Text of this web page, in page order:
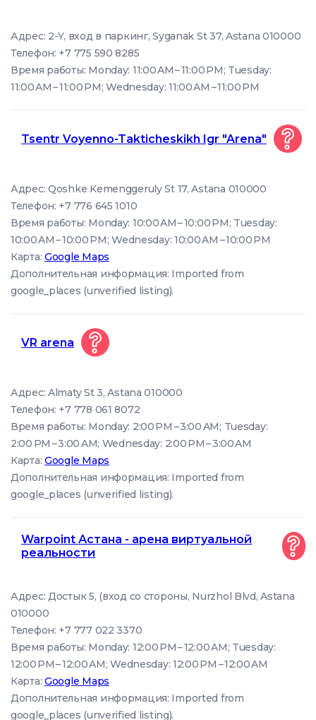
Адрес: 2-Y, вход в паркинг, Syganak St 37, Astana 010000
Телефон: +7 775 590 8285
Время работы: Monday: 11:00 AM – 11:00 PM; Tuesday:
11:00 AM – 11:00 PM; Wednesday: 11:00 AM – 11:00 PM
Tsentr Voyenno-Takticheskikh Igr "Arena"
Адрес: Qoshke Kemenggeruly St 17, Astana 010000
Телефон: +7 776 645 1010
Время работы: Monday: 10:00 AM – 10:00 PM; Tuesday:
10:00 AM – 10:00 PM; Wednesday: 10:00 AM – 10:00 PM
Карта:Google Maps
Дополнительная информация: Imported from
google_places (unverified listing).
VR arena
Адрес: Almaty St 3, Astana 010000
Телефон: +7 778 061 8072
Время работы: Monday: 2:00 PM – 3:00 AM; Tuesday:
2:00 PM – 3:00 AM; Wednesday: 2:00 PM – 3:00 AM
Карта:Google Maps
Дополнительная информация: Imported from
google_places (unverified listing).
Warpoint Астана - арена виртуальной
реальности
Адрес: Достык 5, (вход со стороны, Nurzhol Blvd, Astana
010000
Телефон: +7 777 022 3370
Время работы: Monday: 12:00 PM – 12:00 AM; Tuesday:
12:00 PM – 12:00 AM; Wednesday: 12:00 PM – 12:00 AM
Карта:Google Maps
Дополнительная информация: Imported from
google_places (unverified listing).